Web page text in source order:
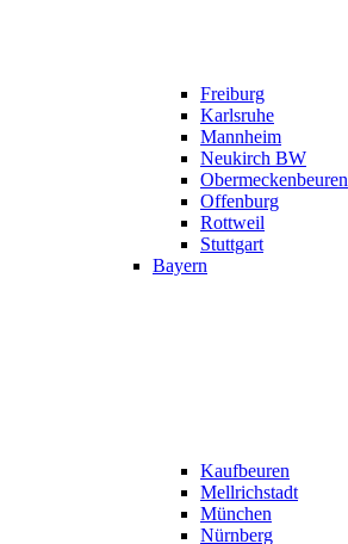
Freiburg
Karlsruhe
Mannheim
Neukirch BW
Obermeckenbeuren
Offenburg
Rottweil
Stuttgart
Bayern
Kaufbeuren
Mellrichstadt
München
Nürnberg